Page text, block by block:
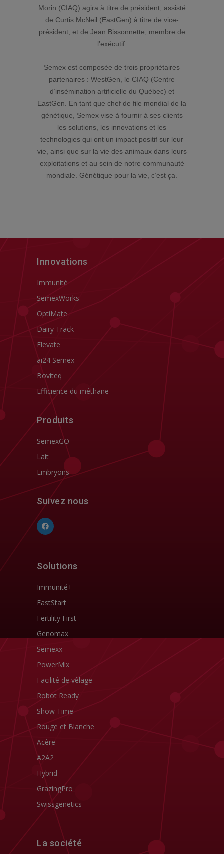
Morin (CIAQ) agira à titre de président, assisté
de Curtis McNeil (EastGen) à titre de vice-
président, et de Jean Bissonnette, membre de
l’exécutif.
Semex est composée de trois propriétaires
partenaires : WestGen, le CIAQ (Centre
d’insémination artificielle du Québec) et
EastGen. En tant que chef de file mondial de la
génétique, Semex vise à fournir à ses clients
les solutions, les innovations et les
technologies qui ont un impact positif sur leur
vie, ainsi que sur la vie des animaux dans leurs
exploitations et au sein de notre communauté
mondiale. Génétique pour la vie, c’est ça.
Innovations
Immunité
SemexWorks
OptiMate
Dairy Track
Elevate
ai24 Semex
Boviteq
Efficience du méthane
Produits
SemexGO
Lait
Embryons
Suivez nous
Solutions
Immunité+
FastStart
Fertility First
Genomax
Semexx
PowerMix
Facilité de vêlage
Robot Ready
Show Time
Rouge et Blanche
Acère
A2A2
Hybrid
GrazingPro
Swissgenetics
La société